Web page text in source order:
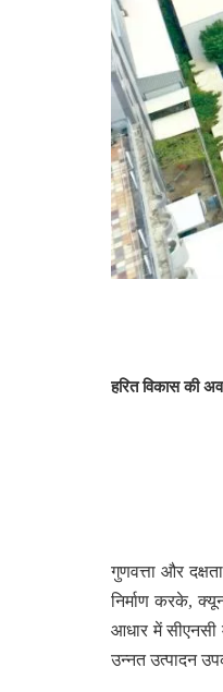
हरित विकास की
गुणवत्ता और
निर्माण करके,
आधार में सीएनसी
उन्नत उत्पादन